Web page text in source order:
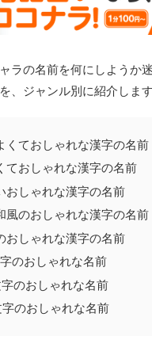
ラの名前を何にしようか
、ジャンル別に紹介します
くておしゃれな漢字の名前
ておしゃれな漢字の名前
おしゃれな漢字の名前
風のおしゃれな漢字の名前
おしゃれな漢字の名前
のおしゃれな名前
のおしゃれな名前
のおしゃれな名前